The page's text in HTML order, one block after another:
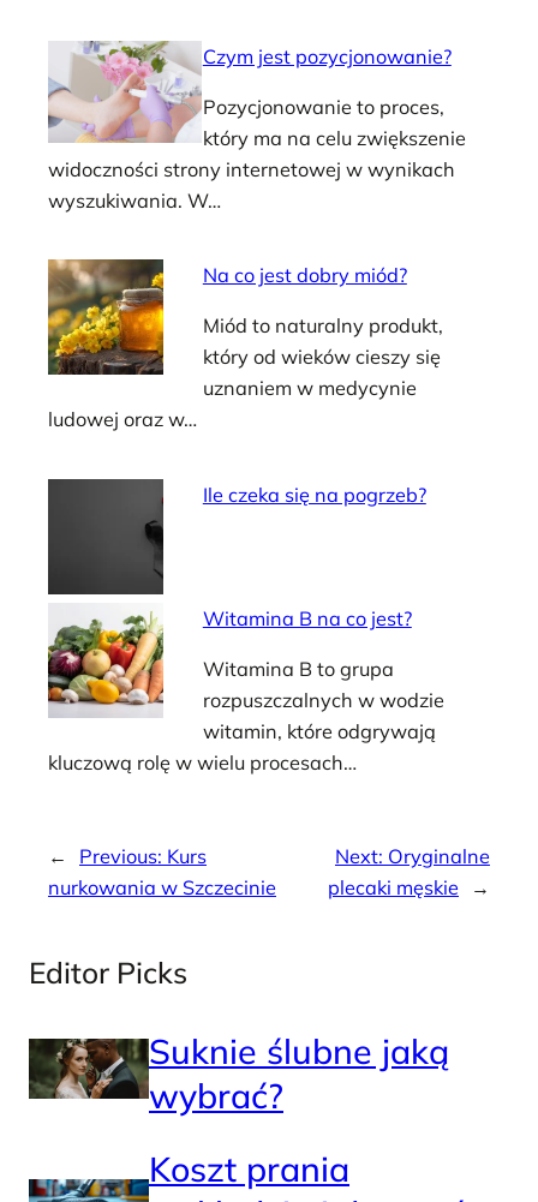
Czym jest pozycjonowanie?
Pozycjonowanie to proces,
który ma na celu zwiększenie
widoczności strony internetowej w wynikach
wyszukiwania. W…
Na co jest dobry miód?
Miód to naturalny produkt,
który od wieków cieszy się
uznaniem w medycynie
ludowej oraz w…
Ile czeka się na pogrzeb?
Witamina B na co jest?
Witamina B to grupa
rozpuszczalnych w wodzie
witamin, które odgrywają
kluczową rolę w wielu procesach…
← Previous: Kurs
nurkowania w Szczecinie
Next: Oryginalne
plecaki męskie
→
Editor Picks
Suknie ślubne jaką
wybrać?
Koszt prania